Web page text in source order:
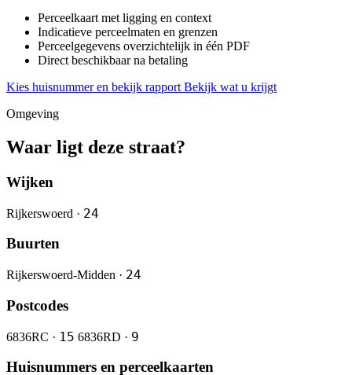
Perceelkaart met ligging en context
Indicatieve perceelmaten en grenzen
Perceelgegevens overzichtelijk in één PDF
Direct beschikbaar na betaling
Kies huisnummer en bekijk rapport Bekijk wat u krijgt
Omgeving
Waar ligt deze straat?
Wijken
Rijkerswoerd · 24
Buurten
Rijkerswoerd-Midden · 24
Postcodes
6836RC · 15 6836RD · 9
Huisnummers en perceelkaarten